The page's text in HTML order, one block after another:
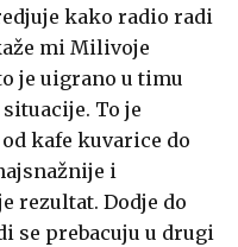
kako radio radi
mi Milivoje
je uigrano u timu
To je
kafe kuvarice do
i
rezultat. Dodje do
se prebacuju u drugi